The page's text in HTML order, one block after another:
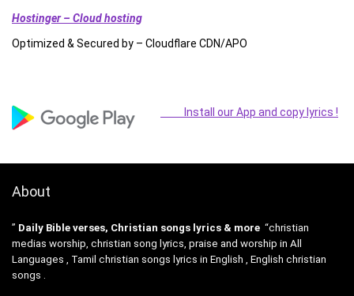
Hostinger – Cloud hosting
Optimized & Secured by – Cloudflare CDN/APO
Install our App and copy lyrics !
About
” Daily Bible verses, Christian songs lyrics & more “christian
medias worship, christian song lyrics, praise and worship in All
Languages , Tamil christian songs lyrics in English , English christian
songs .